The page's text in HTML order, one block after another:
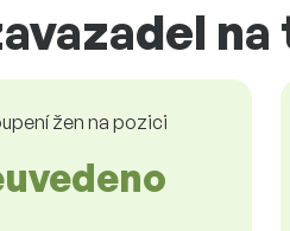
žen na pozici